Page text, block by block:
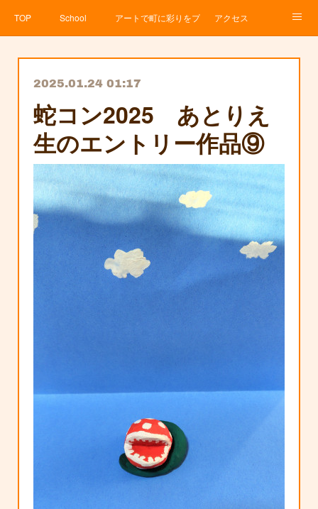
TOP School アートで町に彩りをプロジェクト
アクセス
2025.01.24 01:17
蛇コン2025 あとりえ
生のエントリー作品⑨